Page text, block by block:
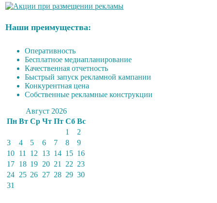
Наши преимущества:
Оперативность
Бесплатное медиапланирование
Качественная отчетность
Быстрый запуск рекламной кампании
Конкурентная цена
Собственные рекламные конструкции
Август 2026
Пн Вт Ср Чт Пт Сб Вс
1
2
3
4 5 6 7 8
9
10 11 12 13 14 15 16
17 18 19 20 21 22 23
24 25 26 27 28 29 30
31